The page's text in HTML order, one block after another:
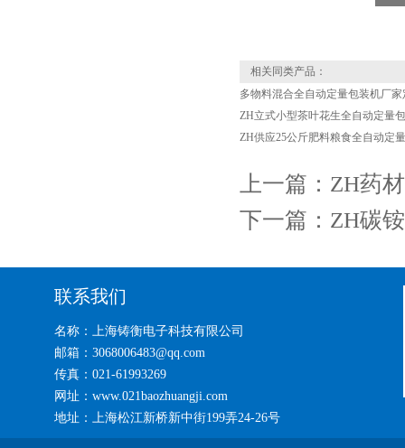
相关同类产品：
多物料混合全自动定量包装机厂家
ZH立式小型茶叶花生全自动定量
ZH供应25公斤肥料粮食全自动定
上一篇： ZH药
下一篇： ZH碳
联系我们
名称：上海铸衡电子科技有限公司
邮箱：3068006483@qq.com
传真：021-61993269
网址：www.021baozhuangji.com
地址：上海松江新桥新中街199弄24-26号